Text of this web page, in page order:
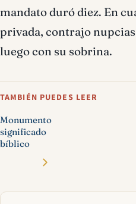
mandato duró diez. En
privada, contrajo
luego con su sobrina.
TAMBIÉN PUEDES LEER
Monumento
significado
bíblico